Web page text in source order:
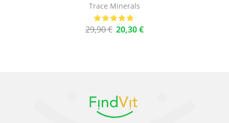
Trace Minerals
29,90€ 20,30€